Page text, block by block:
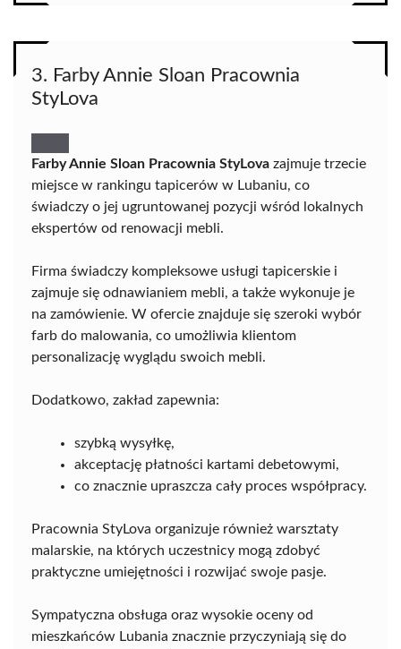
3. Farby Annie Sloan Pracownia
StyLova
Farby Annie Sloan Pracownia StyLova zajmuje trzecie
miejsce w rankingu tapicerów w Lubaniu, co
świadczy o jej ugruntowanej pozycji wśród lokalnych
ekspertów od renowacji mebli.
Firma świadczy kompleksowe usługi tapicerskie i
zajmuje się odnawianiem mebli, a także wykonuje je
na zamówienie. W ofercie znajduje się szeroki wybór
farb do malowania, co umożliwia klientom
personalizację wyglądu swoich mebli.
Dodatkowo, zakład zapewnia:
szybką wysyłkę,
akceptację płatności kartami debetowymi,
co znacznie upraszcza cały proces współpracy.
Pracownia StyLova organizuje również warsztaty
malarskie, na których uczestnicy mogą zdobyć
praktyczne umiejętności i rozwijać swoje pasje.
Sympatyczna obsługa oraz wysokie oceny od
mieszkańców Lubania znacznie przyczyniają się do